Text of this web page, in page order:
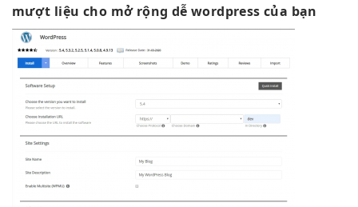
mượt liệu cho mở rộng dễ wordpress của bạn